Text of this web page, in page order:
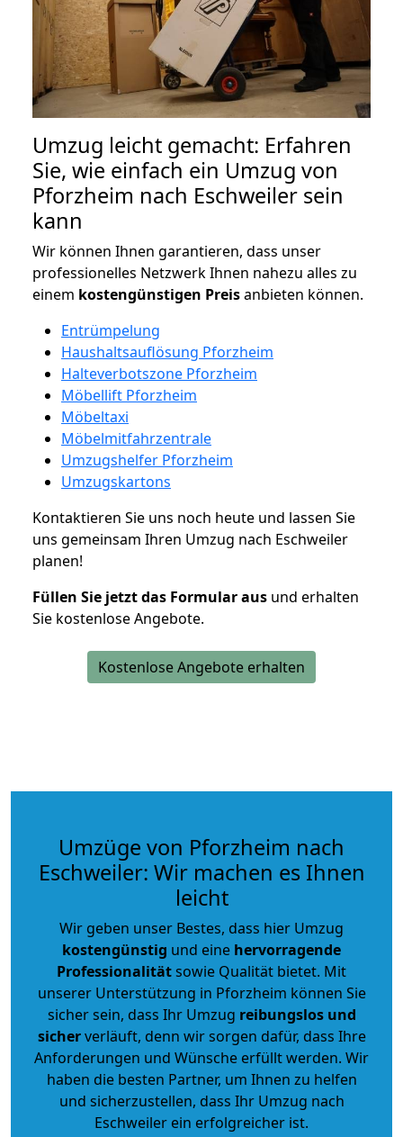
Umzug leicht gemacht: Erfahren
Sie, wie einfach ein Umzug von
Pforzheim nach Eschweiler sein
kann
Wir können Ihnen garantieren, dass unser
professionelles Netzwerk Ihnen nahezu alles zu
einem kostengünstigen Preisanbieten können.
Entrümpelung
Haushaltsauflösung Pforzheim
Halteverbotszone Pforzheim
Möbellift Pforzheim
Möbeltaxi
Möbelmitfahrzentrale
Umzugshelfer Pforzheim
Umzugskartons
Kontaktieren Sie uns noch heute und lassen Sie
uns gemeinsam Ihren Umzug nach Eschweiler
planen!
Füllen Sie jetzt das Formular aus und erhalten
Sie kostenlose Angebote.
Kostenlose Angebote erhalten
Umzüge von Pforzheim nach
Eschweiler: Wir machen es Ihnen
leicht
Wir geben unser Bestes, dass hier Umzug
kostengünstig und eine hervorragende
Professionalitätsowie Qualität bietet. Mit
unserer Unterstützung in Pforzheim können Sie
sicher sein, dass Ihr Umzug reibungslos und
sicherverläuft, denn wir sorgen dafür, dass Ihre
Anforderungen und Wünsche erfüllt werden. Wir
haben die besten Partner, um Ihnen zu helfen
und sicherzustellen, dass Ihr Umzug nach
Eschweiler ein erfolgreicher ist.